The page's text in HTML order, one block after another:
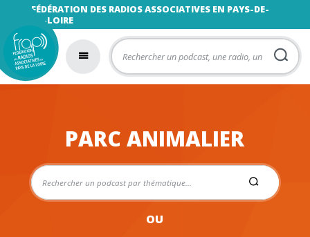
FÉDÉRATION DES RADIOS ASSOCIATIVES EN PAYS-DE-
LA-LOIRE
PARC ANIMALIER
OU